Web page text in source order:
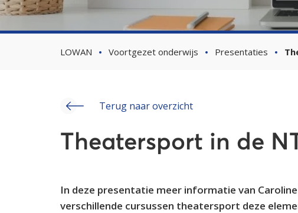
LOWAN Voortgezet onderwijs Presentaties
Terug naar overzicht
Theatersport in de
In deze presentatie meer informatie van
verschillende cursussen theatersport deze